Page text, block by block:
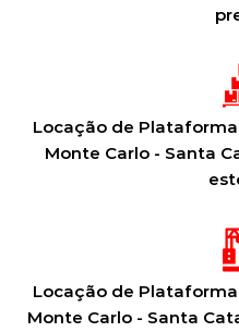
Locação de
Monte Carlo - Santa
Locação de
Monte Carlo - Santa